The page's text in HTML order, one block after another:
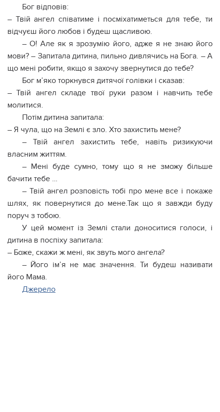
Бог відповів:
– Твій ангел співатиме і посміхатиметься для тебе, ти
відчуєш його любов і будеш щасливою.
– О! Але як я зрозумію його, адже я не знаю його
мови? – Запитала дитина, пильно дивлячись на Бога. – А
що мені робити, якщо я захочу звернутися до тебе?
Бог м’яко торкнувся дитячої голівки і сказав:
– Твій ангел складе твої руки разом і навчить тебе
молитися.
Потім дитина запитала:
– Я чула, що на Землі є зло. Хто захистить мене?
– Твій ангел захистить тебе, навіть ризикуючи
власним життям.
– Мені буде сумно, тому що я не зможу більше
бачити тебе …
– Твій ангел розповість тобі про мене все і покаже
шлях, як повернутися до мене.Так що я завжди буду
поруч з тобою.
У цей момент із Землі стали доноситися голоси, і
дитина в поспіху запитала:
– Боже, скажи ж мені, як звуть мого ангела?
– Його ім’я не має значення. Ти будеш називати
його Мама.
Джерело